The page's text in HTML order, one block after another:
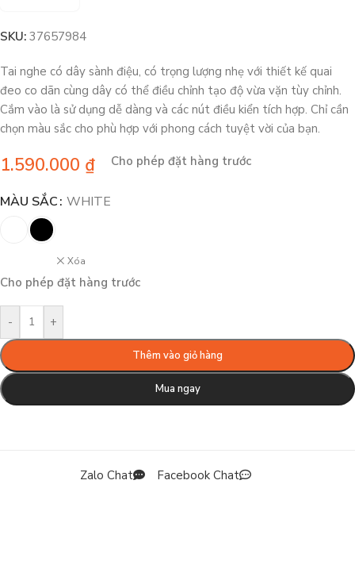
SKU: 37657984
Tai nghe có dây sành điệu, có trọng lượng nhẹ với thiết kế quai
đeo co dãn cùng dây có thể điều chỉnh tạo độ vừa vặn tùy chỉnh.
Cắm vào là sử dụng dễ dàng và các nút điều kiển tích hợp. Chỉ cần
chọn màu sắc cho phù hợp với phong cách tuyệt vời của bạn.
1.590.000 ₫ Cho phép đặt hàng trước
MÀU SẮC WHITE
Xóa
Cho phép đặt hàng trước
- +
Thêm vào giỏ hàng
Mua ngay
Zalo Chat Facebook Chat